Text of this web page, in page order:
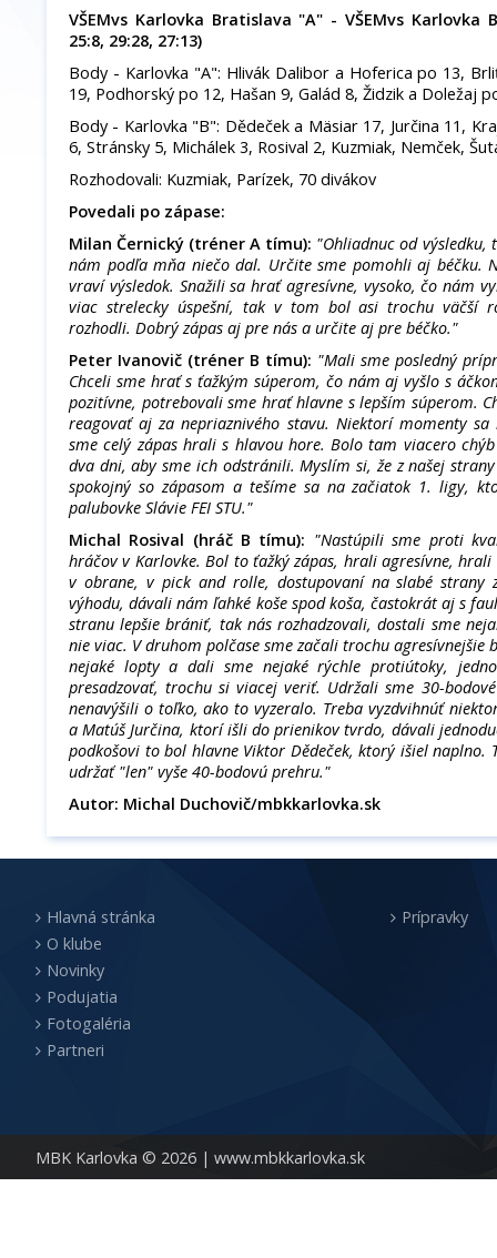
VŠEMvs Karlovka Bratislava "A" - VŠEMvs Karlovka
25:8, 29:28, 27:13)
Body - Karlovka "A": Hlivák Dalibor a Hoferica po 13,
19, Podhorský po 12, Hašan 9, Galád 8, Židzik a Doležaj
Body - Karlovka "B": Dědeček a Mäsiar 17, Jurčina 11,
6, Stránsky 5, Michálek 3, Rosival 2, Kuzmiak, Nemček,
Rozhodovali: Kuzmiak, Parízek, 70 divákov
Povedali po zápase:
Milan Černický (tréner A tímu): "Ohliadnuc od výsledku,
nám podľa mňa niečo dal. Určite sme pomohli aj béčku.
vraví výsledok. Snažili sa hrať agresívne, vysoko, čo nám
viac strelecky úspešní, tak v tom bol asi trochu väčší
rozhodli. Dobrý zápas aj pre nás a určite aj pre béčko."
Peter Ivanovič (tréner B tímu): "Mali sme posledný
Chceli sme hrať s ťažkým súperom, čo nám aj vyšlo s
pozitívne, potrebovali sme hrať hlavne s lepším súperom.
reagovať aj za nepriaznivého stavu. Niektorí momenty
sme celý zápas hrali s hlavou hore. Bolo tam viacero
dva dni, aby sme ich odstránili. Myslím si, že z našej
spokojný so zápasom a tešíme sa na začiatok 1. ligy,
palubovke Slávie FEI STU."
Michal Rosival (hráč B tímu): "Nastúpili sme proti
hráčov v Karlovke. Bol to ťažký zápas, hrali agresívne,
v obrane, v pick and rolle, dostupovaní na slabé strany
výhodu, dávali nám ľahké koše spod koša, častokrát aj s
stranu lepšie brániť, tak nás rozhadzovali, dostali sme
nie viac. V druhom polčase sme začali trochu agresívnejšie
nejaké lopty a dali sme nejaké rýchle protiútoky,
presadzovať, trochu si viacej veriť. Udržali sme 30-
nenavýšili o toľko, ako to vyzeralo. Treba vyzdvihnúť
a Matúš Jurčina, ktorí išli do prienikov tvrdo, dávali
podkošovi to bol hlavne Viktor Dědeček, ktorý išiel
udržať "len" vyše 40-bodovú prehru."
Autor: Michal Duchovič/mbkkarlovka.sk
MBK Karlovka © 2026 | www.mbkkarlovka.sk
Hlavná stránka
O klube
Novinky
Podujatia
Fotogaléria
Partneri
Prípravky